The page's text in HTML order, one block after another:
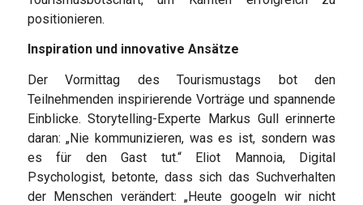
positionieren.
Inspiration und innovative Ansätze
Der Vormittag des Tourismustags bot den
Teilnehmenden inspirierende Vorträge und spannende
Einblicke. Storytelling-Experte Markus Gull erinnerte
daran: „Nie kommunizieren, was es ist, sondern was
es für den Gast tut.“ Eliot Mannoia, Digital
Psychologist, betonte, dass sich das Suchverhalten
der Menschen verändert: „Heute googeln wir nicht